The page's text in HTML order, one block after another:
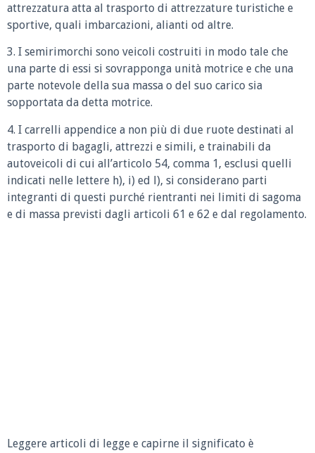
attrezzatura atta al trasporto di attrezzature turistiche e
sportive, quali imbarcazioni, alianti od altre.
3. I semirimorchi sono veicoli costruiti in modo tale che
una parte di essi si sovrapponga unità motrice e che una
parte notevole della sua massa o del suo carico sia
sopportata da detta motrice.
4. I carrelli appendice a non più di due ruote destinati al
trasporto di bagagli, attrezzi e simili, e trainabili da
autoveicoli di cui all’articolo 54, comma 1, esclusi quelli
indicati nelle lettere h), i) ed l), si considerano parti
integranti di questi purché rientranti nei limiti di sagoma
e di massa previsti dagli articoli 61 e 62 e dal regolamento.
Leggere articoli di legge e capirne il significato è